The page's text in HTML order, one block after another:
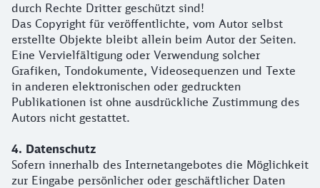
durch Rechte Dritter geschützt sind!
Das Copyright für veröffentlichte, vom Autor selbst
erstellte Objekte bleibt allein beim Autor der Seiten.
Eine Vervielfältigung oder Verwendung solcher
Grafiken, Tondokumente, Videosequenzen und Texte
in anderen elektronischen oder gedruckten
Publikationen ist ohne ausdrückliche Zustimmung des
Autors nicht gestattet.
4. Datenschutz
Sofern innerhalb des Internetangebotes die Möglichkeit
zur Eingabe persönlicher oder geschäftlicher Daten